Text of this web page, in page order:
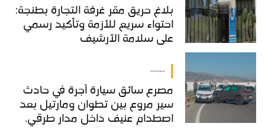
بلاغ حريق مقر غرفة التجارة بطنجة:
احتواء سريع للأزمة وتأكيد رسمي
على سلامة الأرشيف
-----
مصرع سائق سيارة أجرة في حادث
سير مروع بين تطوان ومارتيل بعد
اصطدام عنيف داخل مدار طرقي.